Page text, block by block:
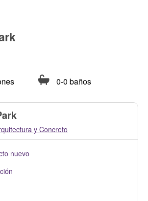
0-0 baños
y Concreto
nuevo